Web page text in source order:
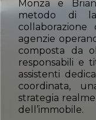
Monza e
metodo di
collaborazione
agenzie
composta da
responsabili e
assistenti
coordinata,
strategia
dell’immobile.